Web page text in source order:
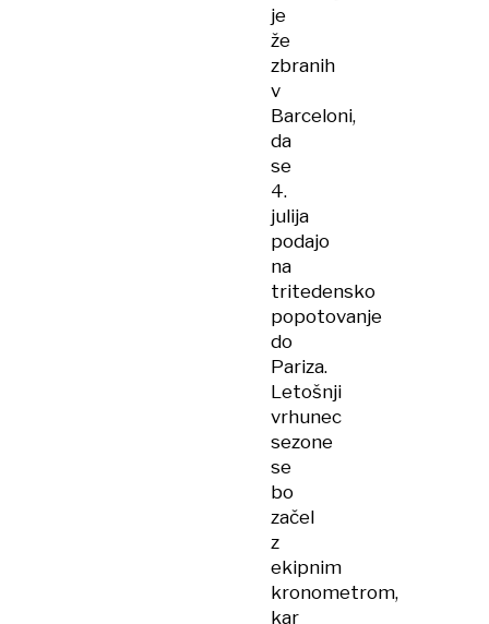
je
že
zbranih
v
Barceloni,
da
se
4.
julija
podajo
na
tritedensko
popotovanje
do
Pariza.
Letošnji
vrhunec
sezone
se
bo
začel
z
ekipnim
kronometrom,
kar